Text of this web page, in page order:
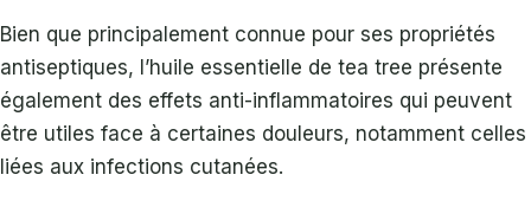
Bien que principalement connue pour ses propriétés
antiseptiques, l’huile essentielle de tea tree présente
également des effets anti-inflammatoires qui peuvent
être utiles face à certaines douleurs, notamment celles
liées aux infections cutanées.